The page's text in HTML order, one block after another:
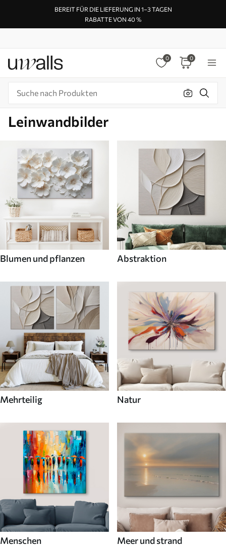
BEREIT FÜR DIE LIEFERUNG IN 1–3 TAGEN
RABATTE VON 40 %
0 0
Leinwandbilder
Blumen und pflanzen Abstraktion
Mehrteilig Natur
Menschen Meer und strand